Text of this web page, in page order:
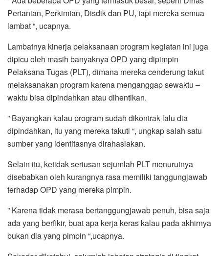
Pertanian, Perkimtan, Disdik dan PU, tapi mereka semua
lambat “, ucapnya.
Lambatnya kinerja pelaksanaan program kegiatan ini juga
dipicu oleh masih banyaknya OPD yang dipimpin
Pelaksana Tugas (PLT), dimana mereka cenderung takut
melaksanakan program karena menganggap sewaktu –
waktu bisa dipindahkan atau dihentikan.
” Bayangkan kalau program sudah dikontrak lalu dia
dipindahkan, itu yang mereka takuti “, ungkap salah satu
sumber yang identitasnya dirahasiakan.
Selain itu, ketidak seriusan sejumlah PLT menurutnya
disebabkan oleh kurangnya rasa memiliki tanggungjawab
terhadap OPD yang mereka pimpin.
” Karena tidak merasa bertanggungjawab penuh, bisa saja
ada yang berfikir, buat apa kerja keras kalau pada akhirnya
bukan dia yang pimpin “,ucapnya.